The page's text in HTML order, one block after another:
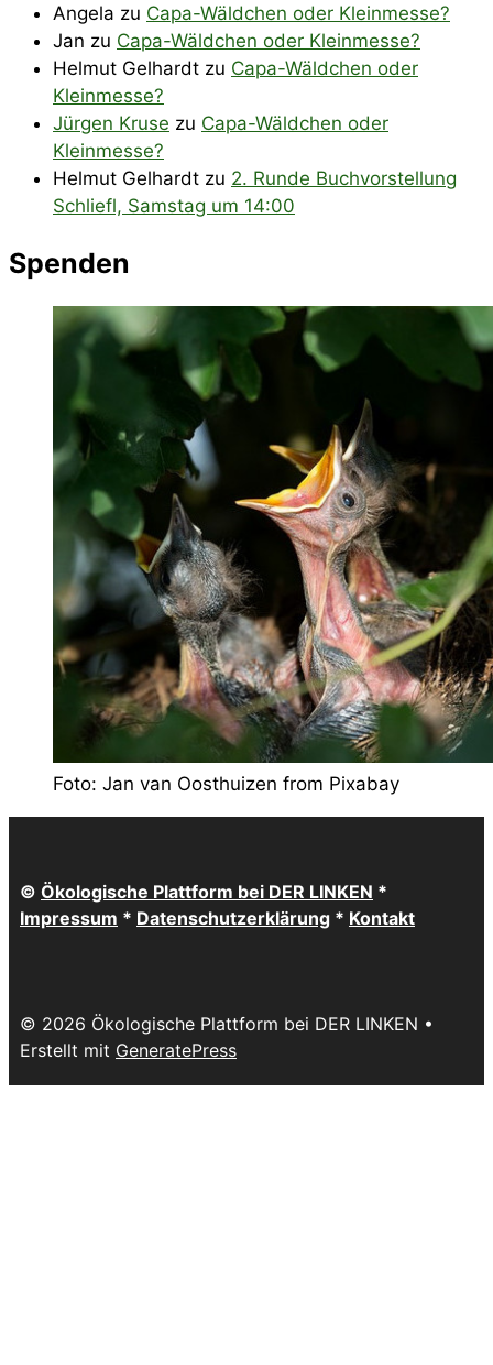
Angela zu Capa-Wäldchen oder Kleinmesse?
Jan zu Capa-Wäldchen oder Kleinmesse?
Helmut Gelhardt zu Capa-Wäldchen oder
Kleinmesse?
Jürgen Kruse zu Capa-Wäldchen oder
Kleinmesse?
Helmut Gelhardt zu 2. Runde Buchvorstellung
Schliefl, Samstag um 14:00
Spenden
Foto: Jan van Oosthuizen from Pixabay
© Ökologische Plattform bei DER LINKEN *
Impressum * Datenschutzerklärung * Kontakt
© 2026 Ökologische Plattform bei DER LINKEN •
Erstellt mit GeneratePress